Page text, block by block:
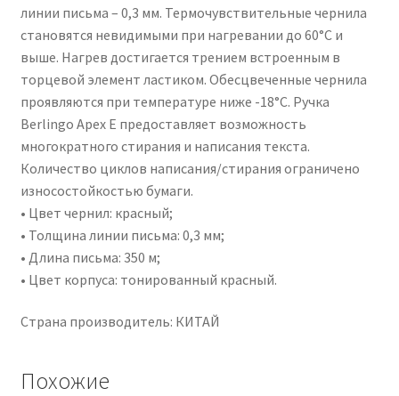
линии письма – 0,3 мм. Термочувствительные чернила
становятся невидимыми при нагревании до 60°С и
выше. Нагрев достигается трением встроенным в
торцевой элемент ластиком. Обесцвеченные чернила
проявляются при температуре ниже -18°С. Ручка
Berlingo Apex E предоставляет возможность
многократного стирания и написания текста.
Количество циклов написания/стирания ограничено
износостойкостью бумаги.
• Цвет чернил: красный;
• Толщина линии письма: 0,3 мм;
• Длина письма: 350 м;
• Цвет корпуса: тонированный красный.
Страна производитель: КИТАЙ
Похожие